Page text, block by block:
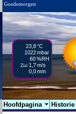
Goedemorgen
23,8°C
1022mbar
60%RH
Zui 1,7m/s
0,0mm
Hoofdpagina Historie